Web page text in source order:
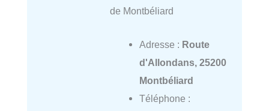
de Montbéliard
Adresse : Route
d'Allondans, 25200
Montbéliard
Téléphone :